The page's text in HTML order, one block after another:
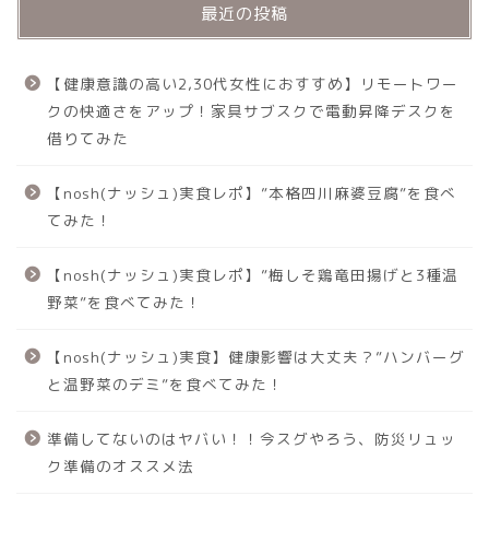
最近の投稿
【健康意識の高い2,30代女性におすすめ】リモートワー
クの快適さをアップ！家具サブスクで電動昇降デスクを
借りてみた
【nosh(ナッシュ)実食レポ】”本格四川麻婆豆腐”を食べ
てみた！
【nosh(ナッシュ)実食レポ】”梅しそ鶏竜田揚げと3種温
野菜”を食べてみた！
【nosh(ナッシュ)実食】健康影響は大丈夫？”ハンバーグ
と温野菜のデミ”を食べてみた！
準備してないのはヤバい！！今スグやろう、防災リュッ
ク準備のオススメ法